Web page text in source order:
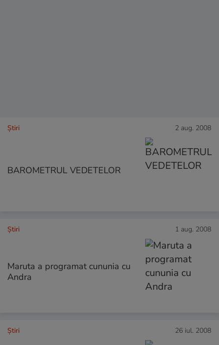
Ştiri 2 aug. 2008
BAROMETRUL VEDETELOR
Ştiri 1 aug. 2008
Maruta a programat cununia cu
Andra
Ştiri 26 iul. 2008